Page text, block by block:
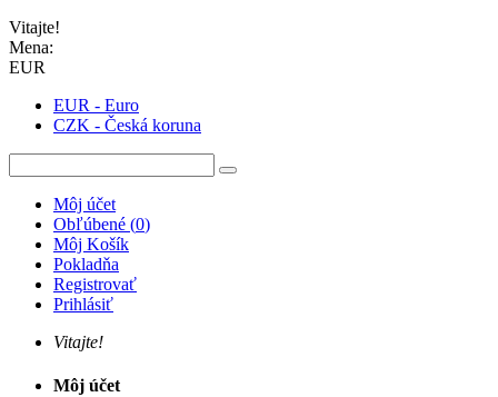
Vitajte!
Mena:
EUR
EUR - Euro
CZK - Česká koruna
Môj účet
Obľúbené (0)
Môj Košík
Pokladňa
Registrovať
Prihlásiť
Vitajte!
Môj účet